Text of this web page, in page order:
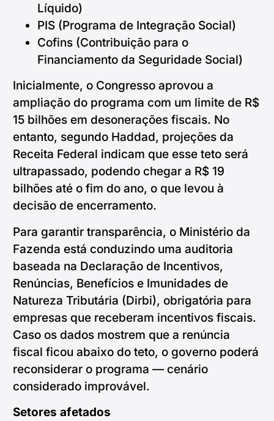
Líquido)
PIS (Programa de Integração Social)
Cofins (Contribuição para o
Financiamento da Seguridade Social)
Inicialmente, o Congresso aprovou a
ampliação do programa com um limite de R$
15 bilhões em desonerações fiscais. No
entanto, segundo Haddad, projeções da
Receita Federal indicam que esse teto será
ultrapassado, podendo chegar a R$ 19
bilhões até o fim do ano, o que levou à
decisão de encerramento.
Para garantir transparência, o Ministério da
Fazenda está conduzindo uma auditoria
baseada na Declaração de Incentivos,
Renúncias, Benefícios e Imunidades de
Natureza Tributária (Dirbi), obrigatória para
empresas que receberam incentivos fiscais.
Caso os dados mostrem que a renúncia
fiscal ficou abaixo do teto, o governo poderá
reconsiderar o programa — cenário
considerado improvável.
Setores afetados